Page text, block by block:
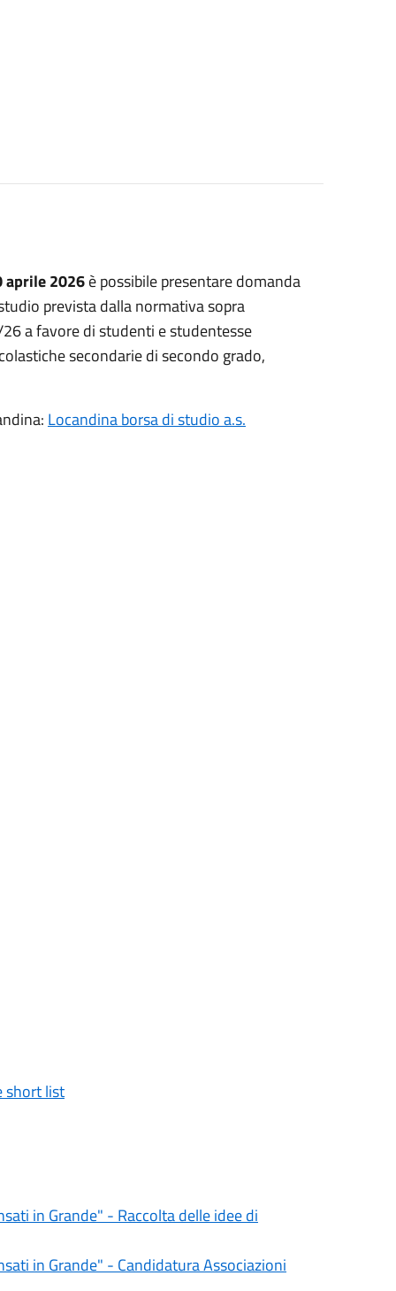
aprile 2026è possibile presentare domanda
prevista dalla normativa sopra
a favore di studenti e studentesse
secondarie di secondo grado,
Locandina borsa di studio a.s.
short list
in Grande" - Raccolta delle idee di
in Grande" - Candidatura Associazioni